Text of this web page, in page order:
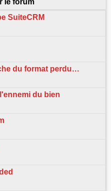
SuiteCRM
du format perdu…
du bien